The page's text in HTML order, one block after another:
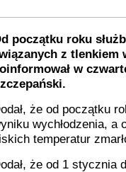
początku roku
z tlenkiem
w
że od początku
wychłodzenia, a
temperatur
że od 1 stycznia